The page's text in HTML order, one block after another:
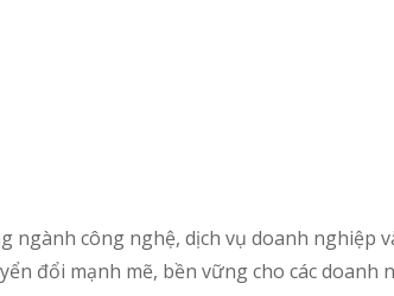
ngành công nghệ, dịch vụ doanh nghiệp
đổi mạnh mẽ, bền vững cho các